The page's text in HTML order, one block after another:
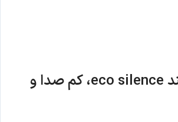
موتور قدرتمند eco silence، کم صدا و